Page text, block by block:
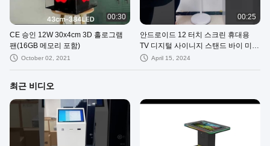
00:30
CE 승인 12W 30x4cm 3D 홀로그램
팬(16GB 메모리 포함)
October 02, 2021
00:25
안드로이드 12 터치 스크린 휴대용
TV 디지털 사이니지 스탠드 바이 미
스마트 TV OEM
April 15, 2024
최근 비디오